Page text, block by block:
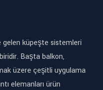
gelen küpeşte sistemleri
Başta balkon,
üzere çeşitli uygulama
elemanları ürün